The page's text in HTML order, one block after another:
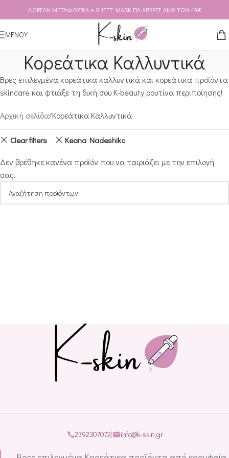
Skip to navigation
Skip to main content
ΔΩΡΕΑΝ ΜΕΤΑΦΟΡΙΚΑ + SHEET MASK ΓΙΑ ΑΓΟΡΕΣ ΑΝΩ ΤΩΝ 49€
ΜΕΝΟΥ
Κορεάτικα Καλλυντικά
Βρες επιλεγμένα κορεάτικα καλλυντικά και κορεάτικα προϊόντα
skincare και φτιάξε τη δική σου K-beauty ρουτίνα περιποίησης!
Αρχική σελίδα Κορεάτικα Καλλυντικά
Clear filters Keana Nadeshiko
Δεν βρέθηκε κανένα προϊόν που να ταιριάζει με την επιλογή
σας.
2392307072| info@k-skin.gr